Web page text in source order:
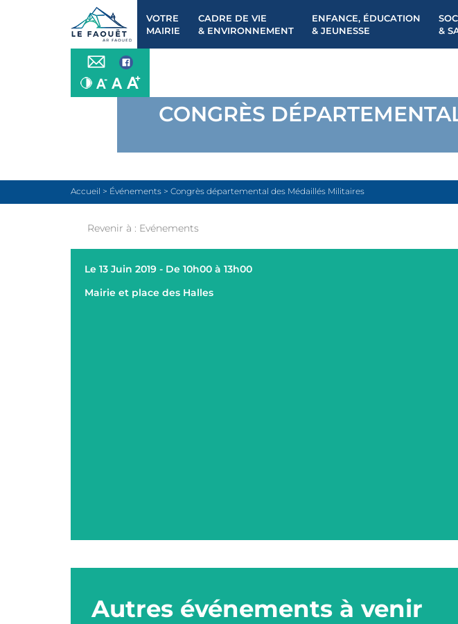
VOTRE
MAIRIE
CADRE DE VIE
& ENVIRONNEMENT
ENFANCE, ÉDUCATION
& JEUNESSE
&
CONGRÈS
Accueil > Événements > Congrès départemental des Médaillés Militaires
Revenir à : Evénements
Le 13 Juin 2019 - De 10h00 à 13h00
Mairie et place des Halles
Autres événements à venir